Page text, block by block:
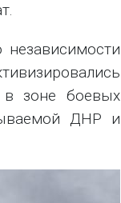
в зоне боевых
ДНР и